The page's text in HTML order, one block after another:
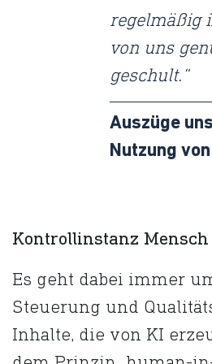
regelmäßig
von uns
geschult.“
Auszüge
Nutzung
Kontrollinstanz Mensch
Es geht dabei immer
Steuerung und
Inhalte, die von KI